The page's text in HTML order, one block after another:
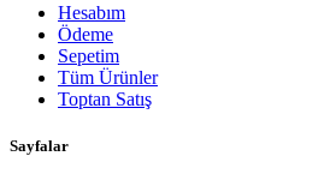
Hesabım
Ödeme
Sepetim
Tüm Ürünler
Toptan Satış
Sayfalar